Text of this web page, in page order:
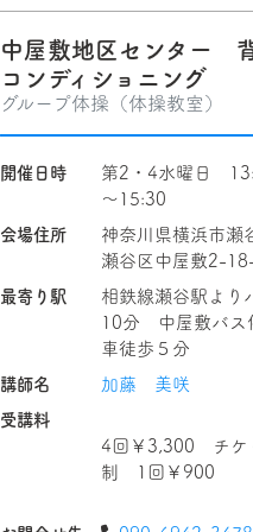
中屋敷地区センター
コンディショニング
グループ体操（体操教室）
開催日時
第2・4水曜日
～15:30
会場住所
神奈川県横浜市瀬
瀬谷区中屋敷2-
最寄り駅
相鉄線瀬谷駅より
10分 中屋敷バス
車徒歩５分
講師名
加藤 美咲
受講料
4回￥3,300 チケ
制 1回￥900